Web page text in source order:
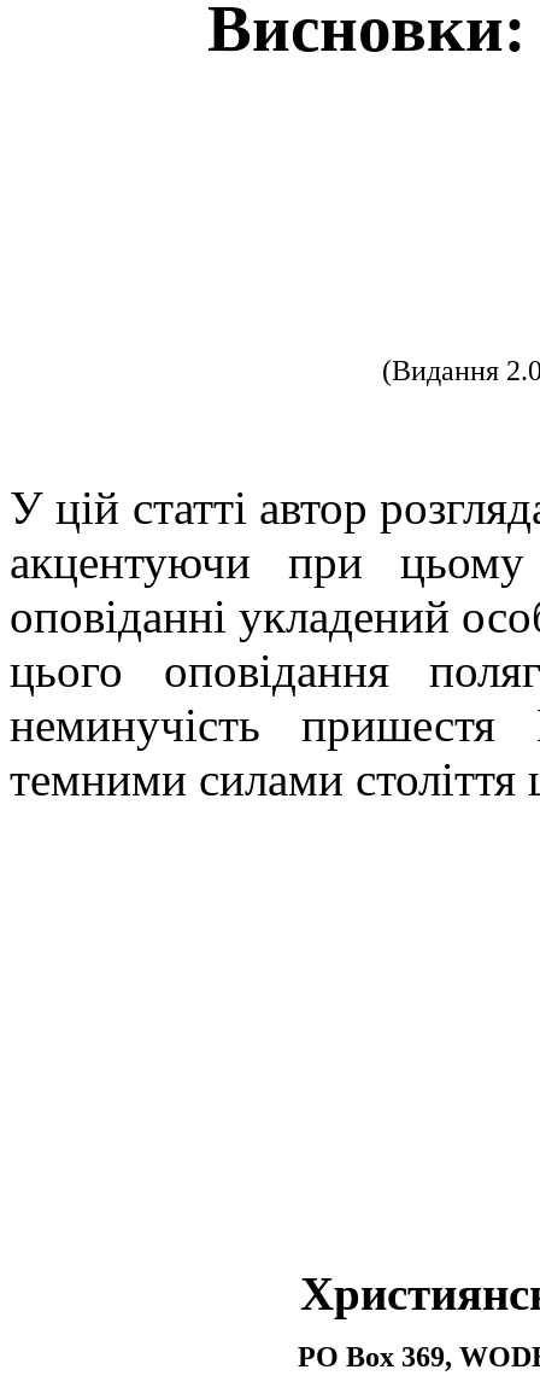
Висновки:
(Видання
У цій статті автор
акцентуючи при
оповіданні укладений
цього оповідання
неминучість
темними силами століття
PO Box 369,